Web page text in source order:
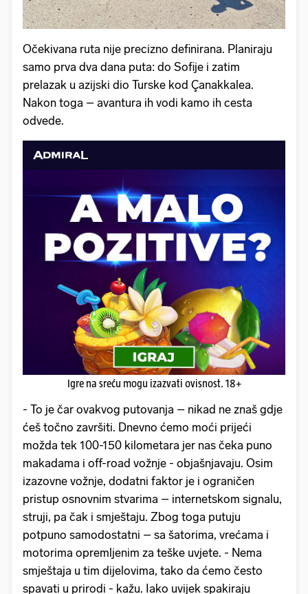
Očekivana ruta nije precizno definirana. Planiraju
samo prva dva dana puta: do Sofije i zatim
prelazak u azijski dio Turske kod Çanakkalea.
Nakon toga – avantura ih vodi kamo ih cesta
odvede.
Igre na sreću mogu izazvati ovisnost. 18+
- To je čar ovakvog putovanja – nikad ne znaš gdje
ćeš točno završiti. Dnevno ćemo moći prijeći
možda tek 100-150 kilometara jer nas čeka puno
makadama i off-road vožnje - objašnjavaju. Osim
izazovne vožnje, dodatni faktor je i ograničen
pristup osnovnim stvarima – internetskom signalu,
struji, pa čak i smještaju. Zbog toga putuju
potpuno samodostatni – sa šatorima, vrećama i
motorima opremljenim za teške uvjete. - Nema
smještaja u tim dijelovima, tako da ćemo često
spavati u prirodi - kažu. Iako uvijek spakiraju